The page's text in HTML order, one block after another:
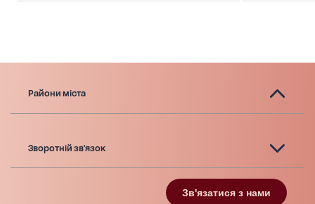
Райони міста
Зворотній зв'язок
Зв'язатися з нами